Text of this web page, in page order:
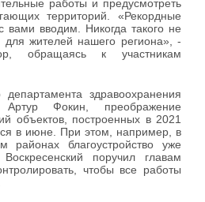
работы и предусмотреть
территорий. «Рекордные
вводим. Никогда такого не
жителей нашего региона», -
обращаясь к участникам
здравоохранения
Артур Фокин, преображение
объектов, построенных в 2021
в июне. При этом, например, в
районах благоустройство уже
поручил главам
чтобы все работы